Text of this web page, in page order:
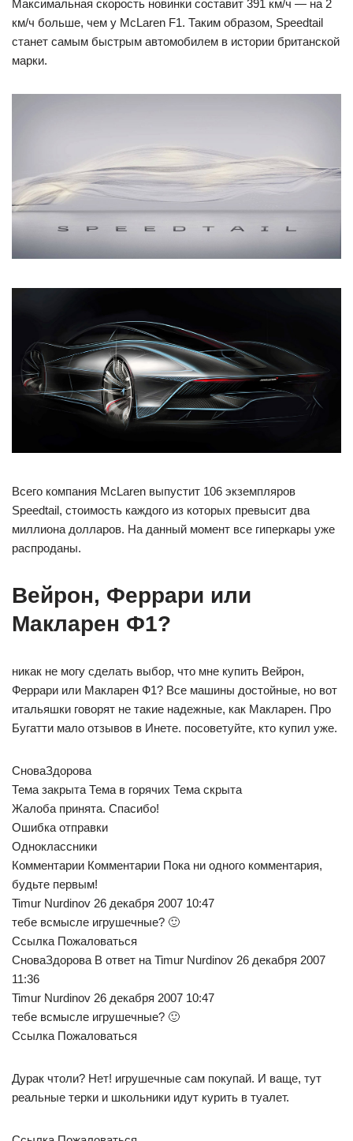
Максимальная скорость новинки составит 391 км/ч — на 2
км/ч больше, чем у McLaren F1. Таким образом, Speedtail
станет самым быстрым автомобилем в истории британской
марки.
Всего компания McLaren выпустит 106 экземпляров
Speedtail, стоимость каждого из которых превысит два
миллиона долларов. На данный момент все гиперкары уже
распроданы.
Вейрон, Феррари или
Макларен Ф1?
никак не могу сделать выбор, что мне купить Вейрон,
Феррари или Макларен Ф1? Все машины достойные, но вот
итальяшки говорят не такие надежные, как Макларен. Про
Бугатти мало отзывов в Инете. посоветуйте, кто купил уже.
СноваЗдорова
Тема закрыта Тема в горячих Тема скрыта
Жалоба принята. Спасибо!
Ошибка отправки
Одноклассники
Комментарии Комментарии Пока ни одного комментария,
будьте первым!
Timur Nurdinov 26 декабря 2007 10:47
тебе всмысле игрушечные? 🙂
Ссылка Пожаловаться
СноваЗдорова В ответ на Timur Nurdinov 26 декабря 2007
11:36
Timur Nurdinov 26 декабря 2007 10:47
тебе всмысле игрушечные? 🙂
Ссылка Пожаловаться
Дурак чтоли? Нет! игрушечные сам покупай. И ваще, тут
реальные терки и школьники идут курить в туалет.